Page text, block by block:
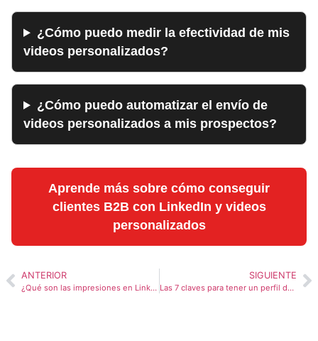
¿Cómo puedo medir la efectividad de mis
videos personalizados?
¿Cómo puedo automatizar el envío de
videos personalizados a mis prospectos?
Aprende más sobre cómo conseguir
clientes B2B con LinkedIn y videos
personalizados
ANTERIOR
¿Qué son las impresiones en LinkedIn y como funcionan?
SIGUIENTE
Las 7 claves para tener un perfil de LinkedIn optimizado